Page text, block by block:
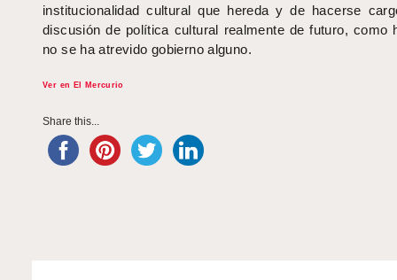
institucionalidad cultural que hereda y de hacerse
discusión de política cultural realmente de futuro, como
no se ha atrevido gobierno alguno.
Ver en El Mercurio
Share this...